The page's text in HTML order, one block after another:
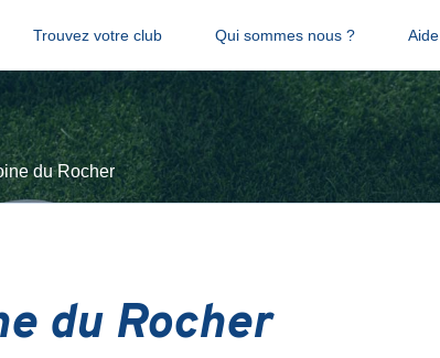
Trouvez votre club Qui sommes nous ? Aide
du Rocher
du Rocher